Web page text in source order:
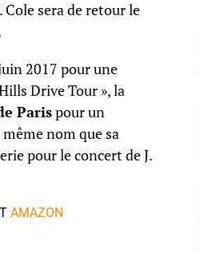
Cole sera de retour le
2017 pour une
Drive Tour », la
Parispour un
nom que sa
pour le concert de J.
AMAZON